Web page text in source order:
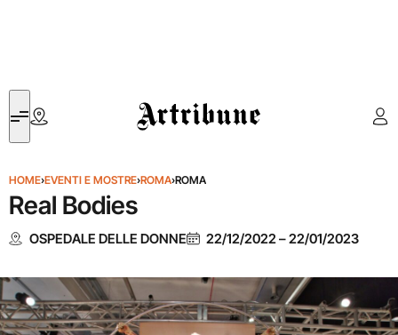
Artribune
HOME›EVENTI E MOSTRE›ROMA›ROMA
Real Bodies
OSPEDALE DELLE DONNE 22/12/2022–22/01/2023